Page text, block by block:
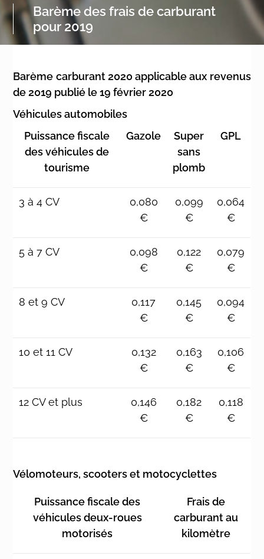
Barème des frais de carburant
pour 2019
Barème carburant 2020 applicable aux revenus
de 2019 publié le 19 février 2020
Véhicules automobiles
Puissance fiscale
des véhicules de
tourisme
Gazole
Super
sans
plomb
GPL
3 à 4 CV
0,080
€
0,099
€
0,064
€
5 à 7 CV
0,098
€
0,122
€
0,079
€
8 et 9 CV
0,117
€
0,145
€
0,094
€
10 et 11 CV
0,132
€
0,163
€
0,106
€
12 CV et plus
0,146
€
0,182
€
0,118
€
Vélomoteurs, scooters et motocyclettes
Puissance fiscale des
véhicules deux-roues
motorisés
Frais de
carburant au
kilomètre